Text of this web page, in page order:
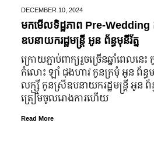
DECEMBER 10, 2024
មកមើលទិដ្ឋភាព Pre-Wedding
ឧបនាយករដ្ឋមន្រ្តី អូន ព័ន្ធមុនីរ័ត្ន
ក្រោយ​ភ្ជាប់​ពាក្យ​រួច​ច្រើន​ឆ្នាំ​ពេលនេះ
កំលោះ ឡាំ ជុងហាវ កូនក្រមុំ អូន ព័ន្
លក្ស្មី កូនស្រី​ឧបនាយករដ្ឋមន្ត្រី អូន ព័ន្
ត្រៀម​ចូល​រោងការ​ហើយ
Read More